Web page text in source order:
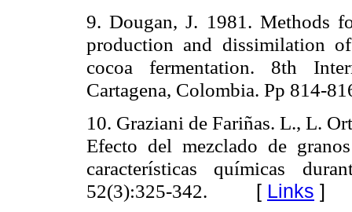
9. Dougan, J. 1981. Methods
production and dissimilation
cocoa fermentation. 8th
Cartagena, Colombia. Pp 814-
10. Graziani de Fariñas. L., L.
Efecto del mezclado de
características químicas
52(3):325-342.
[ Links ]